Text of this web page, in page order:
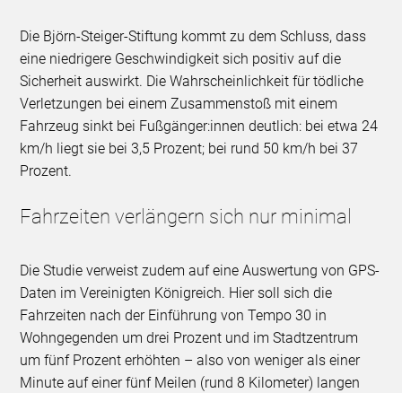
Die Björn-Steiger-Stiftung kommt zu dem Schluss, dass
eine niedrigere Geschwindigkeit sich positiv auf die
Sicherheit auswirkt. Die Wahrscheinlichkeit für tödliche
Verletzungen bei einem Zusammenstoß mit einem
Fahrzeug sinkt bei Fußgänger:innen deutlich: bei etwa 24
km/h liegt sie bei 3,5 Prozent; bei rund 50 km/h bei 37
Prozent.
Fahrzeiten verlängern sich nur minimal
Die Studie verweist zudem auf eine Auswertung von GPS-
Daten im Vereinigten Königreich. Hier soll sich die
Fahrzeiten nach der Einführung von Tempo 30 in
Wohngegenden um drei Prozent und im Stadtzentrum
um fünf Prozent erhöhten – also von weniger als einer
Minute auf einer fünf Meilen (rund 8 Kilometer) langen